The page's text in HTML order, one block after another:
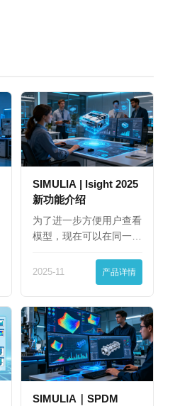
SIMULIA | Isight 2025
新功能介绍
为了进一步方便用户查看
模型，现在可以在同一
2025-11 产品详情
SIMULIA｜SPDM